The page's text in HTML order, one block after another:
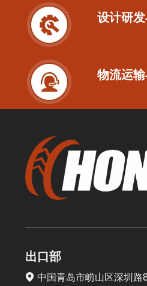
设计研
物流运
出口部
 中国青岛市崂山区深圳路